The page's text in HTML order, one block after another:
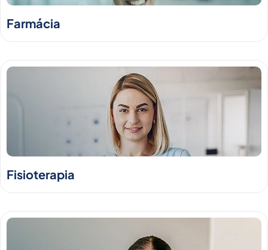
Farmácia
Fisioterapia